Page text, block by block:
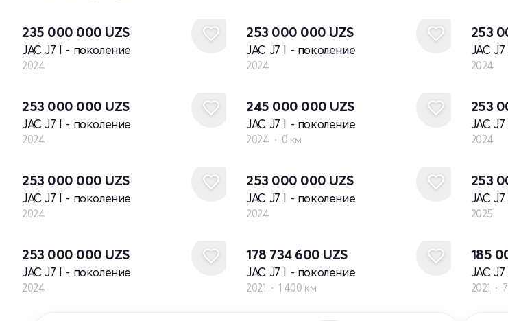
235 000 000 UZS
JAC J7 I - поколение
2024
253 000 000 UZS
JAC J7 I - поколение
2024
253
JAC
2024
253 000 000 UZS
JAC J7 I - поколение
2024
245 000 000 UZS
JAC J7 I - поколение
2024 0 км
253
JAC
2024
253 000 000 UZS
JAC J7 I - поколение
2024
253 000 000 UZS
JAC J7 I - поколение
2024
253
JAC
2025
253 000 000 UZS
JAC J7 I - поколение
2024
178 734 600 UZS
JAC J7 I - поколение
2021 1 400 км
185
JAC
2021